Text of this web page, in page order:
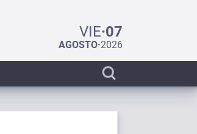
VIE·07
AGOSTO·2026
Display
search